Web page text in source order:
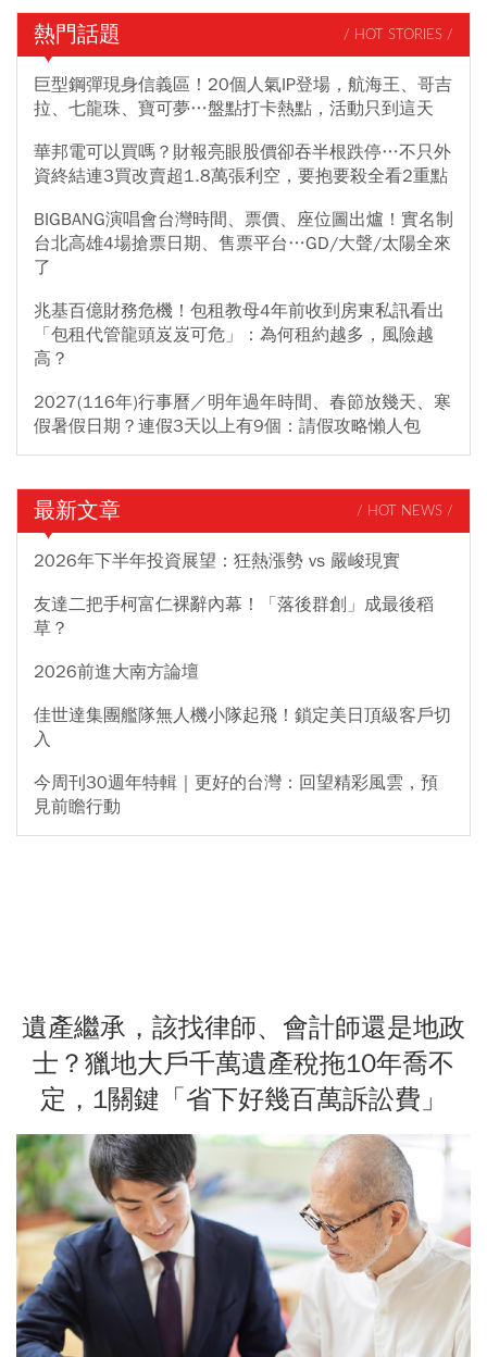
熱門話題 / HOT STORIES /
巨型鋼彈現身信義區！20個人氣IP登場，航海王、哥吉
拉、七龍珠、寶可夢…盤點打卡熱點，活動只到這天
華邦電可以買嗎？財報亮眼股價卻吞半根跌停…不只外
資終結連3買改賣超1.8萬張利空，要抱要殺全看2重點
BIGBANG演唱會台灣時間、票價、座位圖出爐！實名制
台北高雄4場搶票日期、售票平台…GD/大聲/太陽全來
了
兆基百億財務危機！包租教母4年前收到房東私訊看出
「包租代管龍頭岌岌可危」：為何租約越多，風險越
高？
2027(116年)行事曆／明年過年時間、春節放幾天、寒
假暑假日期？連假3天以上有9個：請假攻略懶人包
最新文章 / HOT NEWS /
2026年下半年投資展望：狂熱漲勢 vs 嚴峻現實
友達二把手柯富仁裸辭內幕！「落後群創」成最後稻
草？
2026前進大南方論壇
佳世達集團艦隊無人機小隊起飛！鎖定美日頂級客戶切
入
今周刊30週年特輯｜更好的台灣：回望精彩風雲，預
見前瞻行動
遺產繼承，該找律師、會計師還是地政
士？獵地大戶千萬遺產稅拖10年喬不
定，1關鍵「省下好幾百萬訴訟費」